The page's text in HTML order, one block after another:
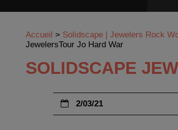
Accueil > Solidscape | Jewelers Rock
JewelersTour Jo Hard War
SOLIDSCAPE
2/03/21